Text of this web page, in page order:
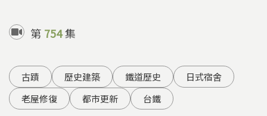
第 754集
古蹟 歷史建築 鐵道歷史
日式宿舍
老屋修復
都市更新 台鐵